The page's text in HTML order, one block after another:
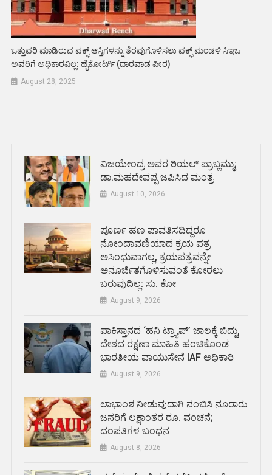
ಒತ್ತುವರಿ ಮಾಡಿರುವ ವಕ್ಫ್ ಆಸ್ತಿಗಳನ್ನು ತೆರವುಗೊಳಿಸಲು ವಕ್ಫ್ ಮಂಡಳಿ ಸಿಇಒ
ಅವರಿಗೆ ಅಧಿಕಾರವಿಲ್ಲ: ಹೈಕೋರ್ಟ್‌ (ದಾರವಾಡ ಪೀಠ)
August 28, 2025
ವಿಜಯೇಂದ್ರ ಅವರ ರಿಯಲ್ ಪ್ರಾಬ್ಲಮ್ಮು;
ಡಾ.ಮಹದೇವಪ್ಪ ಜಪಿಸಿದ ಮಂತ್ರ
August 10, 2026
ಪೂರ್ಣ ಹಣ ಪಾವತಿಸದಿದ್ದರೂ
ನೋಂದಾವಣಿಯಾದ ಕ್ರಯ ಪತ್ರ
ಅಸಿಂಧುವಾಗಲ್ಲ, ಕ್ರಯಪತ್ರವನ್ನೇ
ಅನೂರ್ಜಿತಗೊಳಿಸುವಂತೆ ಕೋರಲು
ಬರುವುದಿಲ್ಲ: ಸು. ಕೋ
August 9, 2026
ಪಾಕಿಸ್ತಾನದ ‘ಹನಿ ಟ್ರ್ಯಾಪ್’ ಜಾಲಕ್ಕೆ ಬಿದ್ದು,
ದೇಶದ ರಕ್ಷಣಾ ಮಾಹಿತಿ ಹಂಚಿಕೊಂಡ
ಭಾರತೀಯ ವಾಯುಸೇನೆ IAF ಅಧಿಕಾರಿ
August 9, 2026
ಲಾಭಾಂಶ ನೀಡುವುದಾಗಿ ನಂಬಿಸಿ ನೂರಾರು
ಜನರಿಗೆ ಲಕ್ಷಾಂತರ ರೂ. ವಂಚನೆ;
ದಂಪತಿಗಳ ಬಂಧನ
August 8, 2026